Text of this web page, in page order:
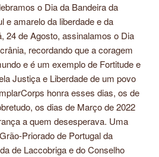
o Dia da Bandeira da
amarelo da liberdade e da
24 de Agosto, assinalamos o Dia
recordando que a coragem
e é um exemplo de Fortitude e
Justiça e Liberdade de um povo
honra esses dias, os de
os dias de Março de 2022
a quem desesperava. Uma
Priorado de Portugal da
de Laccobriga e do Conselho